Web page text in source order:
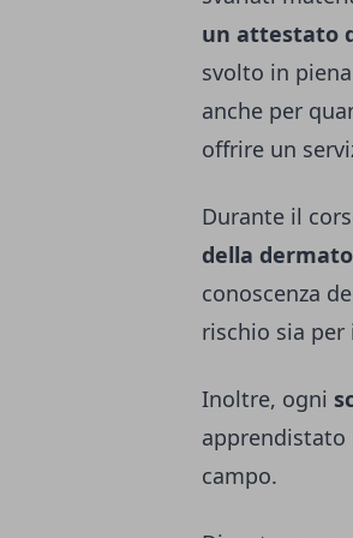
un attestato
svolto in
anche per
offrire un
Durante il
della
conoscenza
rischio sia
Inoltre, ogni
apprendistato
campo.